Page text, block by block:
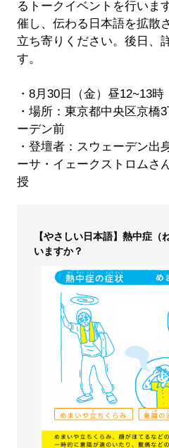
るトークイベントを行いま
催し、伝わる日本語を拡散
立ち寄りください。後日、
す。
・8月30日（金）昼12~13時
・場所：東京都中央区京橋
ーデン前
・登壇者：スウェーデン出
ーサ・イェークストロムさ
授
【やさしい日本語】熱中症（
いますか？